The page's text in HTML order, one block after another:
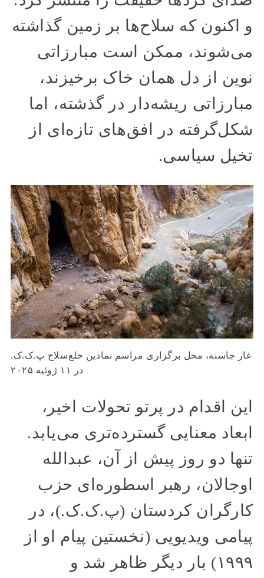
و اکنون که سلاح‌ها بر زمین گذاشته
می‌شوند، ممکن است مبارزاتی
نوین از دل همان خاک برخیزند،
مبارزاتی ریشه‌دار در گذشته، اما
شکل‌گرفته در افق‌های تازه‌ای از
تخیل سیاسی.
غار جاسنه، محل برگزاری مراسم نمادین خلع‌سلاح پ.ک.ک.
در ۱۱ ژوئیه ۲۰۲۵
این اقدام در پرتو تحولات اخیر،
ابعاد معنایی گسترده‌تری می‌یابد.
تنها دو روز پیش از آن، عبدالله
اوجالان، رهبر اسطوره‌ای حزب
کارگران کردستان (پ.ک.ک.)، در
پیامی ویدیویی (نخستین پیام او از
۱۹۹۹) بار دیگر ظاهر شد و